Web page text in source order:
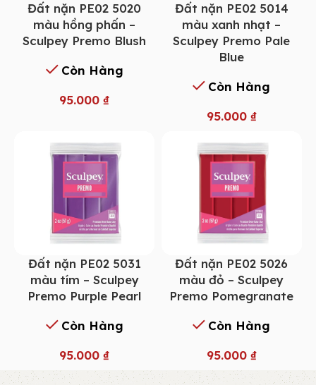
Đất nặn PE02 5020
màu hồng phấn –
Sculpey Premo Blush
Còn Hàng
95.000 ₫
Đất nặn PE02 5014
màu xanh nhạt –
Sculpey Premo Pale
Blue
Còn Hàng
95.000 ₫
Đất nặn PE02 5031
màu tím – Sculpey
Premo Purple Pearl
Còn Hàng
95.000 ₫
Đất nặn PE02 5026
màu đỏ – Sculpey
Premo Pomegranate
Còn Hàng
95.000 ₫